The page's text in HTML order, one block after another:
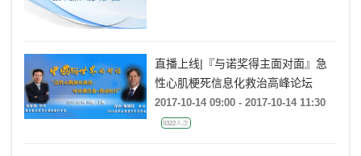
直播上线|『与诺奖得主面对面』急
性心肌梗死信息化救治高峰论坛
2017-10-14 09:00 - 2017-10-14 11:30
5322人次